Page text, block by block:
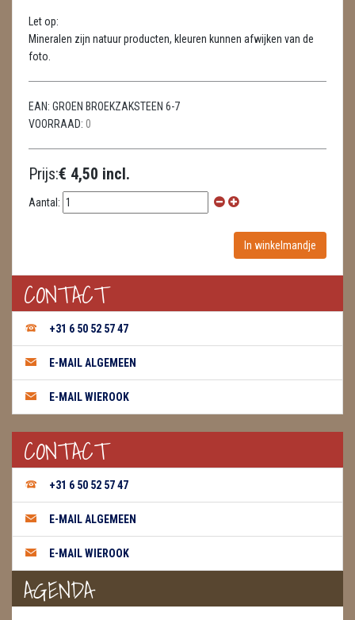
VLINDERS
ZAKJES WATER ELIXERS
Let op:
Mineralen zijn natuur producten, kleuren kunnen afwijken van de
foto.
EAN: GROEN BROEKZAKSTEEN 6-7
VOORRAAD: 0
Prijs:€ 4,50 incl.
Aantal:
CONTACT
+31 6 50 52 57 47
E-MAIL ALGEMEEN
E-MAIL WIEROOK
CONTACT
+31 6 50 52 57 47
E-MAIL ALGEMEEN
E-MAIL WIEROOK
AGENDA